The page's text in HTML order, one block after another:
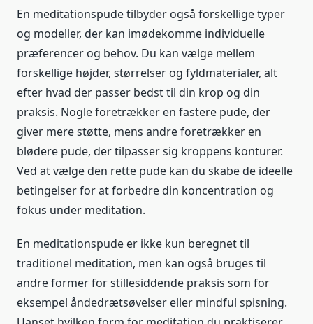
En meditationspude tilbyder også forskellige typer
og modeller, der kan imødekomme individuelle
præferencer og behov. Du kan vælge mellem
forskellige højder, størrelser og fyldmaterialer, alt
efter hvad der passer bedst til din krop og din
praksis. Nogle foretrækker en fastere pude, der
giver mere støtte, mens andre foretrækker en
blødere pude, der tilpasser sig kroppens konturer.
Ved at vælge den rette pude kan du skabe de ideelle
betingelser for at forbedre din koncentration og
fokus under meditation.
En meditationspude er ikke kun beregnet til
traditionel meditation, men kan også bruges til
andre former for stillesiddende praksis som for
eksempel åndedrætsøvelser eller mindful spisning.